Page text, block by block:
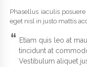
Phasellus iaculis
eget nisl in justo mattis
“ Etiam quis leo at
tincidunt at
Vestibulum aliquet